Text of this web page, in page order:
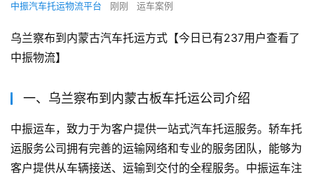
中振汽车托运物流平台 刚刚 运车案例
乌兰察布到内蒙古汽车托运方式【今日已有237用户查看了
中振物流】
一、乌兰察布到内蒙古板车托运公司介绍
中振运车，致力于为客户提供一站式汽车托运服务。轿车托
运服务公司拥有完善的运输网络和专业的服务团队，能够为
客户提供从车辆接送、运输到交付的全程服务。中振运车注